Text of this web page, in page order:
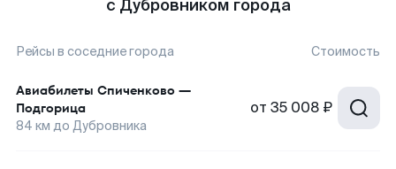
с Дубровником города
Рейсы в соседние города Стоимость
Авиабилеты Спиченково —
Подгорица
84 км до Дубровника
от 35 008 ₽